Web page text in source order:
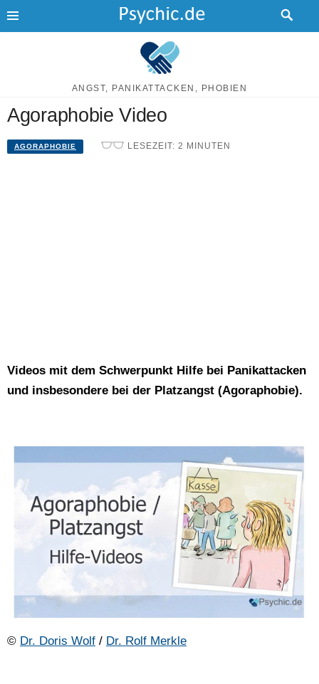
Skip
to
Agoraphobie Video
AGORAPHOBIE LESEZEIT: 2 MINUTEN
Videos mit dem Schwerpunkt Hilfe bei Panikattacken
und insbesondere bei der Platzangst (Agoraphobie).
© Dr. Doris Wolf / Dr. Rolf Merkle